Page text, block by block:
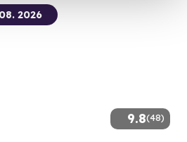
9.8(48)
2026